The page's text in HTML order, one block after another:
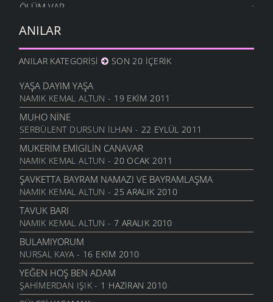
ÖLÜM VAR
YAYLALAR NE ZAMAN ÇIKACAK?
ÖYKÜLER- 28 MAYIS 2010
ŞIIRLER - 25 MAYIS 2010
BÜTÜN ANNELERE
ŞIIRLER - 7 MAYIS 2010
YIRMIBEŞ YIL
ŞIIRLER- 26 NISAN 2010
BAHAR
ŞIIRLER- 12 NISAN 2010
ÇARESIZ
ŞIIRLER - 6 NISAN 2010
SANMAYASIN HA
ŞIIRLER- 29 MART 2010
OĞLUMA
ŞIIRLER - 18 MART 2010
ÖZLEDIM ANNE
ANILAR
ANILAR KATEGORISI SON 20 İÇERIK
YAŞA DAYIM YAŞA
NAMIK KEMAL ALTUN - 19 EKIM 2011
MUHO NINE
SERBÜLENT DURSUN İLHAN - 22 EYLÜL 2011
MUKERIM EMIGILIN CANAVAR
NAMIK KEMAL ALTUN - 20 OCAK 2011
ŞAVKETTA BAYRAM NAMAZI VE BAYRAMLAŞMA
NAMIK KEMAL ALTUN - 25 ARALIK 2010
TAVUK BARI
NAMIK KEMAL ALTUN - 7 ARALIK 2010
BULAMIYORUM
NURSAL KAYA- 16 EKIM 2010
YEĞEN HOŞ BEN ADAM
ŞAHIMERDAN IŞIK- 1 HAZIRAN 2010